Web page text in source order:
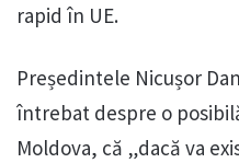
rapid în UE.
Președintele Nicușor
întrebat despre o
Moldova, că „dacă va